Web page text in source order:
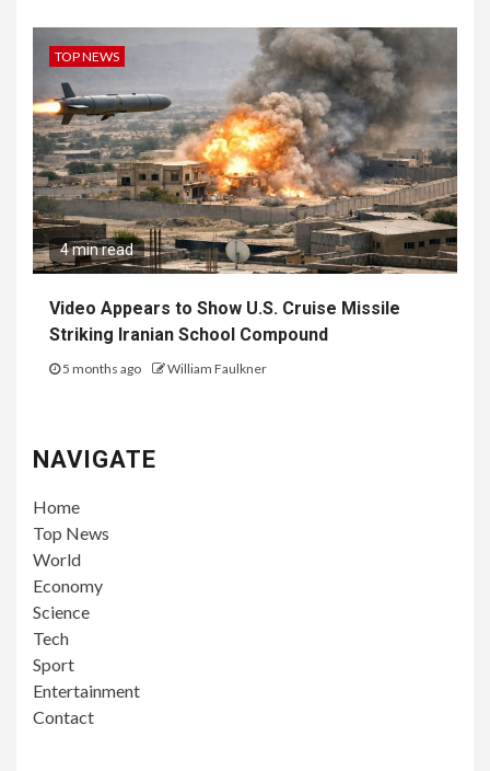
TOP NEWS
4 min read
Video Appears to Show U.S. Cruise Missile
Striking Iranian School Compound
5 months ago William Faulkner
NAVIGATE
Home
Top News
World
Economy
Science
Tech
Sport
Entertainment
Contact